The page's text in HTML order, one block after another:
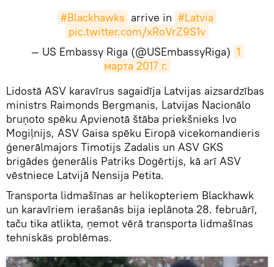
#Blackhawks arrive in #Latvia
pic.twitter.com/xRoVrZ9S1v
— US Embassy Riga (@USEmbassyRiga) 1
марта 2017 г.
Lidostā ASV karavīrus sagaidīja Latvijas aizsardzības
ministrs Raimonds Bergmanis, Latvijas Nacionālo
bruņoto spēku Apvienotā štāba priekšnieks Ivo
Mogiļnijs, ASV Gaisa spēku Eiropā vicekomandieris
ģenerālmajors Timotijs Zadalis un ASV GKS
brigādes ģenerālis Patriks Dogērtijs, kā arī ASV
vēstniece Latvijā Nensija Petita.
Transporta lidmašīnas ar helikopteriem Blackhawk
un karavīriem ierašanās bija ieplānota 28. februārī,
taču tika atlikta, ņemot vērā transporta lidmašīnas
tehniskās problēmas.